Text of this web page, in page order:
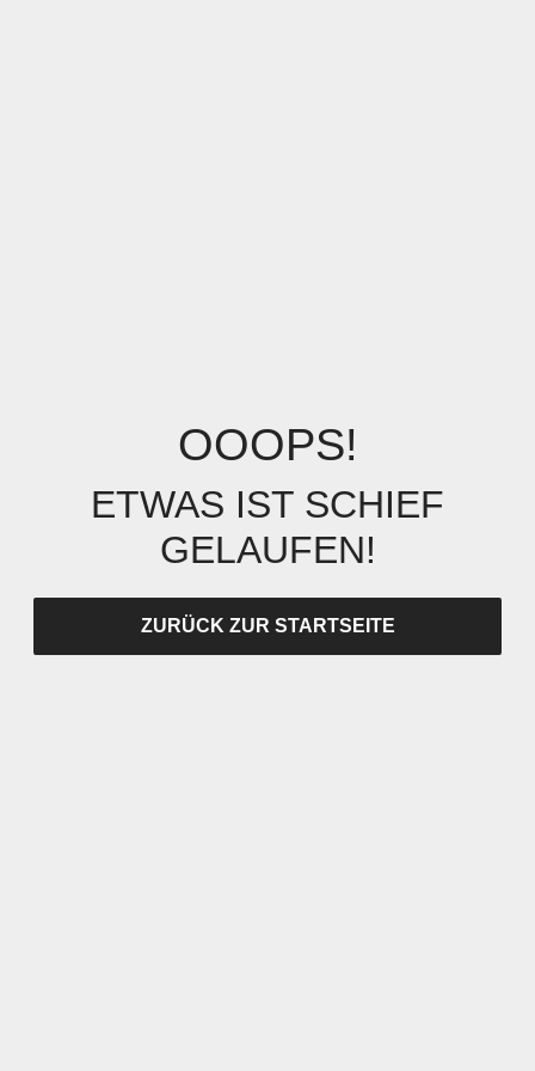
OOOPS!
ETWAS IST SCHIEF
GELAUFEN!
ZURÜCK ZUR STARTSEITE